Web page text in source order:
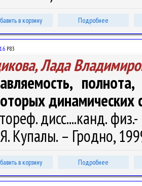
в корзину Подробнее
Р83
Лада
динамических
дисс....канд.
Купалы. – Гродно,
в корзину Подробнее